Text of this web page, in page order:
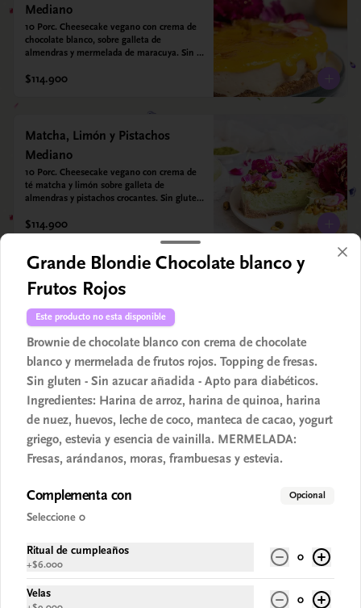
Mediano
10 Porc. Cheesecake vegano con crema de
chocolate blanco, sobre galleta de
almendras y mermelada de maracuya. Sin
$114.900
Matcha, Limón y Pistachos
Mediano
10 Porc. Cheesecake vegano con crema de
té matcha y limón sobre galleta de
almendras y pistachos crocantes. Sin gluten
$114.900
Cheesecakes caseros 5 Porciones
5-6 Porc. Cheesecake vegano con crema de
chocolate, crumble de pecanas tostadas y
salsa de caramelo salado. Sin gluten - Sin
azucar - Vegano.
$67.900
5-6 Porc. Cheesecake vegano con crema de
mermelada de frutos rojos fresas,
- Sin azucar - Vegano.
$67.900
Grande Blondie Chocolate blanco y
Frutos Rojos
Este producto no esta disponible
Brownie de chocolate blanco con crema de chocolate
blanco y mermelada de frutos rojos. Topping de fresas.
Sin gluten - Sin azucar añadida - Apto para diabéticos.
Ingredientes: Harina de arroz, harina de quinoa, harina
de nuez, huevos, leche de coco, manteca de cacao, yogurt
griego, estevia y esencia de vainilla. MERMELADA:
Fresas, arándanos, moras, frambuesas y estevia.
Complementa con Opcional
Seleccione 0
Ritual de cumpleaños
+$6.000
0
Velas 0